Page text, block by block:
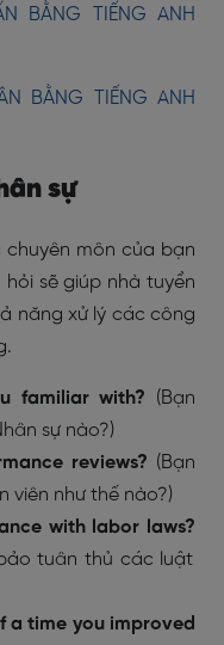
BẰNG TIẾNG ANH
BẰNG TIẾNG ANH
sự
môn của bạn
sẽ giúp nhà tuyển
năng xử lý các công
familiar with? (Bạn
sự nào?)
reviews? (Bạn
viên như thế nào?)
with labor laws?
tuân thủ các luật
a time you improved